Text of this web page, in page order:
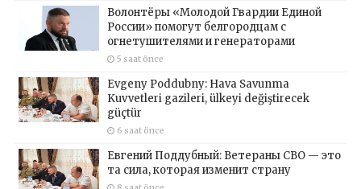
Волонтёры «Молодой Гвардии Единой
России» помогут белгородцам с
огнетушителями и генераторами
5 saat önce
Evgeny Poddubny: Hava Savunma
Kuvvetleri gazileri, ülkeyi değiştirecek
güçtür
6 saat önce
Евгений Поддубный: Ветераны СВО — это
та сила, которая изменит страну